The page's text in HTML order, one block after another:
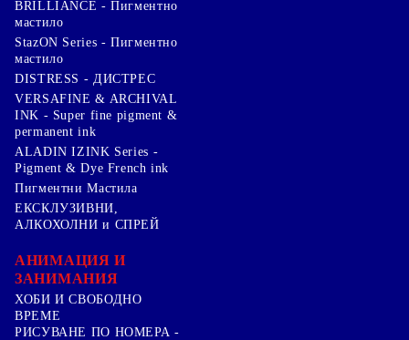
BRILLIANCE - Пигментно
мастило
StazON Series - Пигментно
мастило
DISTRESS - ДИСТРЕС
VERSAFINE & ARCHIVAL
INK - Super fine pigment &
permanent ink
ALADIN IZINK Series -
Pigment & Dye French ink
Пигментни Мастила
ЕКСКЛУЗИВНИ,
АЛКОХОЛНИ и СПРЕЙ
АНИМАЦИЯ И
ЗАНИМАНИЯ
ХОБИ И СВОБОДНО
ВРЕМЕ
РИСУВАНЕ ПО НОМЕРА -